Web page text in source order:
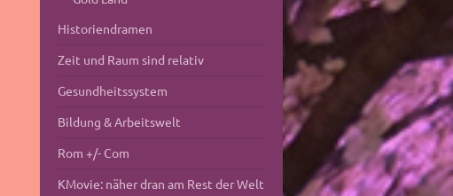
Historiendramen
Zeit und Raum sind relativ
Gesundheitssystem
Bildung & Arbeitswelt
Rom +/- Com
KMovie: näher dran am Rest der Welt